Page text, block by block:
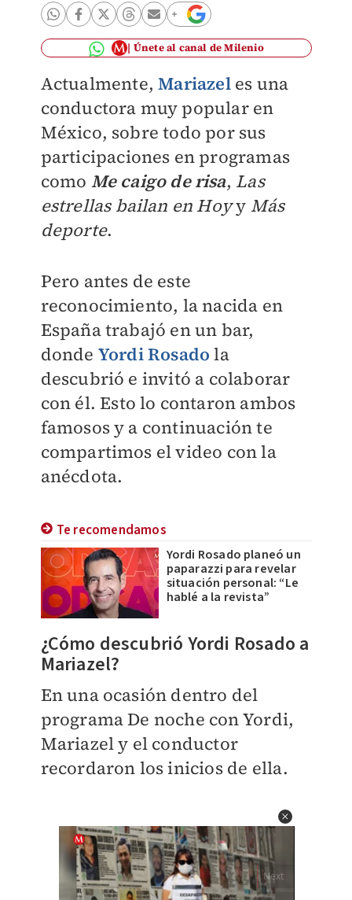
Únete al canal de Milenio
Actualmente,Mariazeles una
conductora muy popular en
México, sobre todo por sus
participaciones en programas
como Me caigo de risa, Las
estrellas bailan en Hoyy Más
deporte.
Pero antes de este
reconocimiento, la nacida en
España trabajó en un bar,
donde Yordi Rosado la
descubrió e invitó a colaborar
con él. Esto lo contaron ambos
famosos y a continuación te
compartimos el video con la
anécdota.
Te recomendamos
Yordi Rosado planeó un
paparazzi para revelar
situación personal: “Le
hablé a la revista”
¿Cómo descubrió Yordi Rosado a
Mariazel?
En una ocasión dentro del
programa De noche con Yordi,
Mariazel y el conductor
recordaron los inicios de ella.